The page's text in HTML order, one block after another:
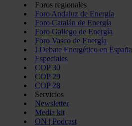
Foros regionales
Foro Andaluz de Energía
Foro Catalán de Energía
Foro Gallego de Energía
Foro Vasco de Energía
I Debate Energético en España
Especiales
COP 30
COP 29
COP 28
Servicios
Newsletter
Media kit
ON | Podcast